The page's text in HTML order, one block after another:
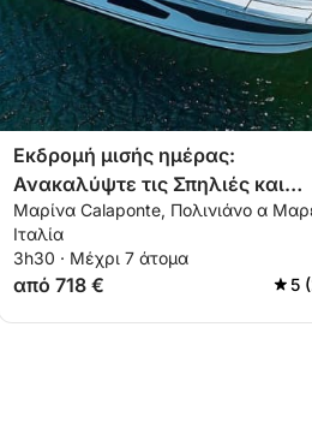
Εκδρομή μισής ημέρας:
Ανακαλύψτε τις Σπηλιές και
τους όρμους Polignano a Mare
Monopoli
Μαρίνα Calaponte, Πολινιάνο α
Ιταλία
3h30 · Μέχρι 7 άτομα
από 718 € 5